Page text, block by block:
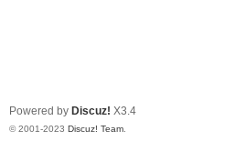
Powered by Discuz! X3.4
© 2001-2023 Discuz! Team